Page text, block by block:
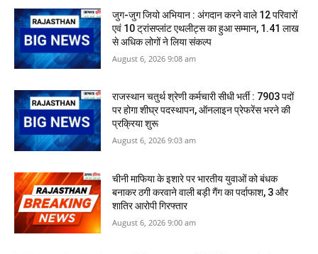
जुग-जुग जियो अभियान : अंगदान करने वाले 12 परिवारों
एवं 10 ट्रांसप्लांट एथलीट्स का हुआ सम्मान, 1.41 लाख
से अधिक लोगों ने लिया संकल्प
August 6, 2026 9:08 am
राजस्थान चतुर्थ श्रेणी कर्मचारी सीधी भर्ती : 7903 पदों
पर होगा शीघ्र पदस्थापन, ऑनलाइन प्रेफरेंस भरने की
प्रक्रिया शुरू
August 6, 2026 9:03 am
​चीनी माफिया के इशारे पर भारतीय युवाओं को बंधक
बनाकर ठगी करवाने वाली बड़ी गैंग का पर्दाफाश, 3 और
शातिर आरोपी गिरफ्तार
August 6, 2026 9:00 am